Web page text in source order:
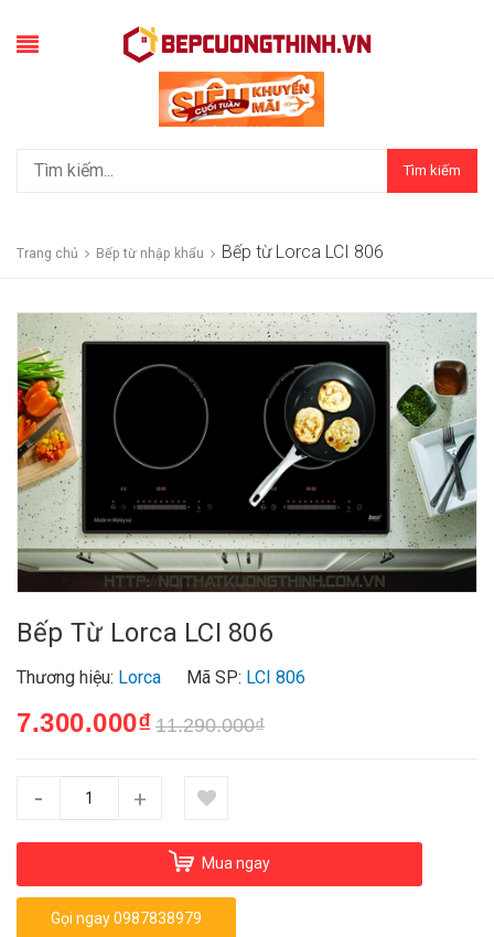
Tìm kiếm
Trang chủ Bếp từ nhập khẩu Bếp từ Lorca LCI 806
Bếp Từ Lorca LCI 806
Thương hiệu: Lorca Mã SP: LCI 806
7.300.000₫ 11.290.000₫
- +
Mua ngay
Gọi ngay 0987838979